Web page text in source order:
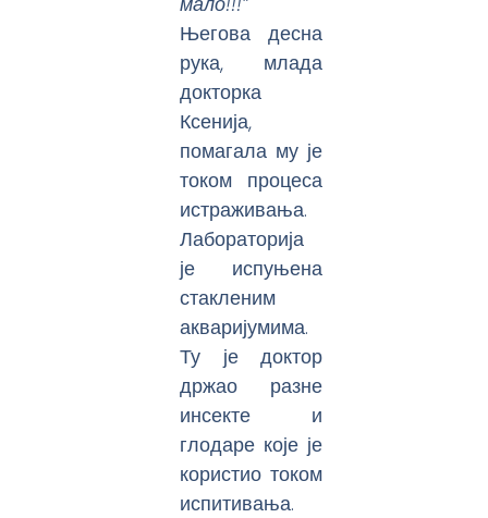
Његова десна
рука, млада
докторка
Ксенија,
помагала му је
током процеса
истраживања.
Лабораторија
је испуњена
стакленим
акваријумима.
Ту је доктор
држао разне
инсекте и
глодаре које је
користио током
испитивања.